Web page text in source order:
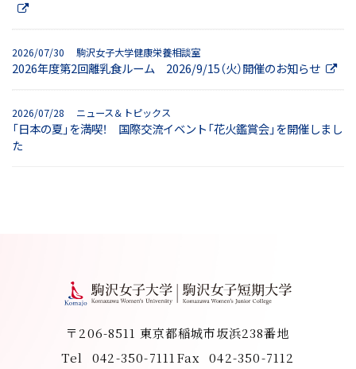
2026/07/30 駒沢女子大学健康栄養相談室
2026年度第2回離乳食ルーム 2026/9/15（火）開催のお知らせ
2026/07/28 ニュース＆トピックス
「日本の夏」を満喫！ 国際交流イベント「花火鑑賞会」を開催しまし
た
〒206-8511 東京都稲城市坂浜238番地
Tel
042-350-7111Fax 042-350-7112